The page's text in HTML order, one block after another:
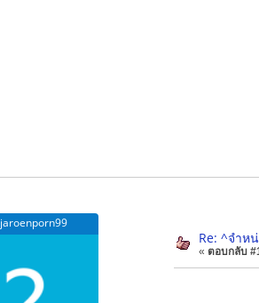
jaroenporn99
Re: ^จำห
« ตอบกลับ